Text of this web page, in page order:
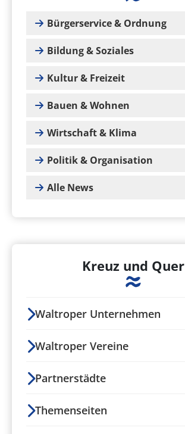
Bürgerservice & Ordnung
Bildung & Soziales
Kultur & Freizeit
Bauen & Wohnen
Wirtschaft & Klima
Politik & Organisation
Alle News
Kreuz und Quer
Waltroper Unternehmen
Waltroper Vereine
Partnerstädte
Themenseiten